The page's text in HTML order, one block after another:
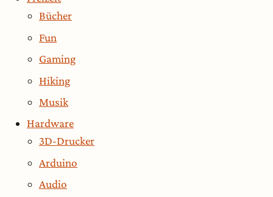
Bücher
Fun
Gaming
Hiking
Musik
Hardware
3D-Drucker
Arduino
Audio